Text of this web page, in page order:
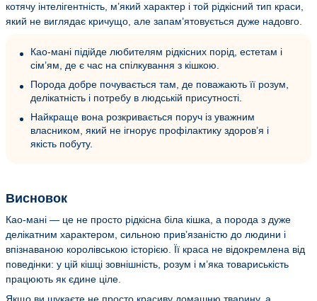
котячу інтелігентність, м’який характер і той рідкісний тип краси,
який не виглядає кричущо, але запам’ятовується дуже надовго.
Као-мані підійде любителям рідкісних порід, естетам і
сім’ям, де є час на спілкування з кішкою.
Порода добре почувається там, де поважають її розум,
делікатність і потребу в людській присутності.
Найкраще вона розкривається поруч із уважним
власником, який не ігнорує профілактику здоров’я і
якість побуту.
Висновок
Као-мані — це не просто рідкісна біла кішка, а порода з дуже
делікатним характером, сильною прив’язаністю до людини і
впізнаваною королівською історією. Її краса не відокремлена від
поведінки: у цій кішці зовнішність, розум і м’яка товариськість
працюють як єдине ціле.
Якщо ви шукаєте не просто красиву домашню тварину, а